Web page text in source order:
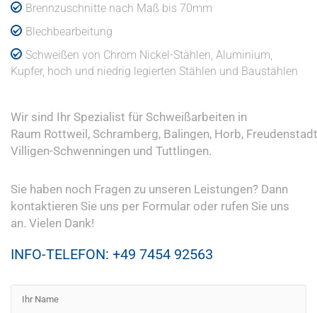
Brennzuschnitte nach Maß bis 70mm
Blechbearbeitung
Schweißen von Chrom Nickel-Stählen, Aluminium,
Kupfer, hoch und niedrig legierten Stählen und Baustählen
Wir sind Ihr Spezialist für Schweißarbeiten in
Raum Rottweil, Schramberg, Balingen, Horb,
Villigen-Schwenningen und Tuttlingen.
Sie haben noch Fragen zu unseren Leistungen? Dann
kontaktieren Sie uns per Formular oder rufen Sie uns
an. Vielen Dank!
INFO-TELEFON: +49 7454 92563